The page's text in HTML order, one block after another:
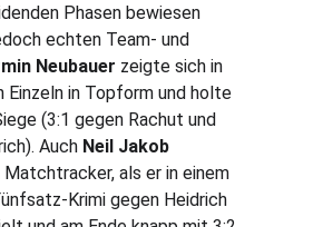
Phasen bewiesen
echten Team- und
Neubauer zeigte sich in
Einzeln in Topform und holte
(3:1 gegen Rachut und
Auch Neil Jakob
als er in einem
Krimi gegen Heidrich